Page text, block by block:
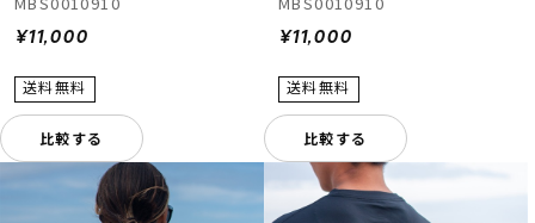
¥11,000
比較する
¥11,000
比較する